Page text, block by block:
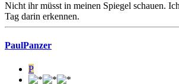
Nicht ihr müsst in meinen Spiegel schauen.
Tag darin erkennen.
PaulPanzer
P